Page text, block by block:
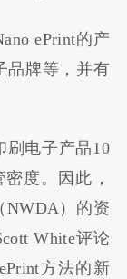
ePrint的产
品牌等，并有
刷电子产品10
度。因此，
NWDA）的资
White评论
方法的新